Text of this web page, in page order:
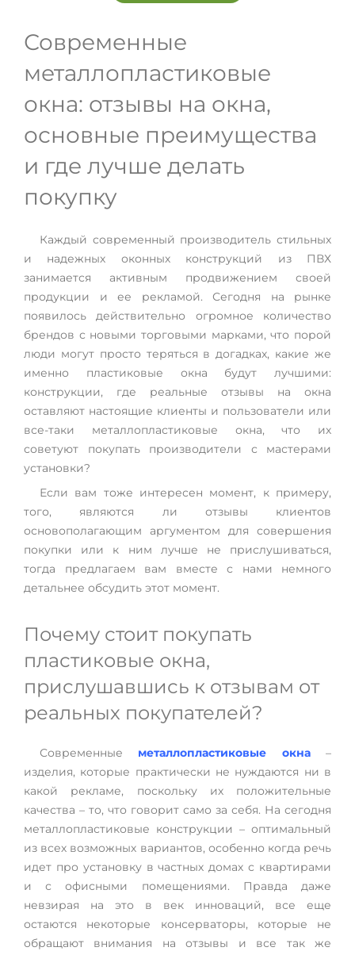
Современные
металлопластиковые
окна: отзывы на окна,
основные преимущества
и где лучше делать
покупку
Каждый современный производитель стильных
и надежных оконных конструкций из ПВХ
занимается активным продвижением своей
продукции и ее рекламой. Сегодня на рынке
появилось действительно огромное количество
брендов с новыми торговыми марками, что порой
люди могут просто теряться в догадках, какие же
именно пластиковые окна будут лучшими:
конструкции, где реальные отзывы на окна
оставляют настоящие клиенты и пользователи или
все-таки металлопластиковые окна, что их
советуют покупать производители с мастерами
установки?
Если вам тоже интересен момент, к примеру,
того, являются ли отзывы клиентов
основополагающим аргументом для совершения
покупки или к ним лучше не прислушиваться,
тогда предлагаем вам вместе с нами немного
детальнее обсудить этот момент.
Почему стоит покупать
пластиковые окна,
прислушавшись к отзывам от
реальных покупателей?
Современные металлопластиковые окна–
изделия, которые практически не нуждаются ни в
какой рекламе, поскольку их положительные
качества – то, что говорит само за себя. На сегодня
металлопластиковые конструкции – оптимальный
из всех возможных вариантов, особенно когда речь
идет про установку в частных домах с квартирами
и с офисными помещениями. Правда даже
невзирая на это в век инноваций, все еще
остаются некоторые консерваторы, которые не
обращают внимания на отзывы и все так же